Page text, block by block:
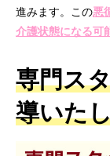
進みます。この悪
介護状態になる可
専門ス
導いた